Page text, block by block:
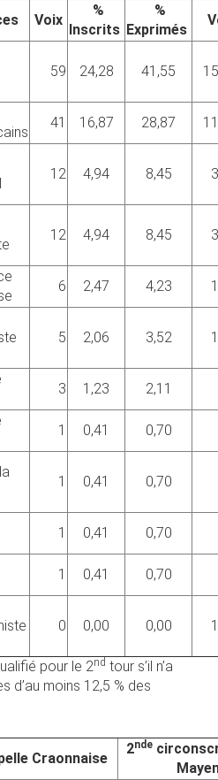
Voix
%
Inscrits
%
Exprimés
59 24,28 41,55
41 16,87 28,87
12 4,94 8,45
12 4,94 8,45
6 2,47 4,23
5 2,06 3,52
3 1,23
2,11
1 0,41
0,70
1 0,41 0,70
1 0,41
0,70
1 0,41 0,70
0 0,00 0,00
pour le 2nd tour s’il n’a
d’au moins 12,5 % des
Craonnaise
2nde